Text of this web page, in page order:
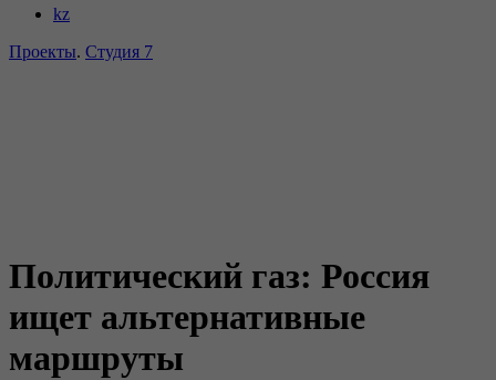
kz
Проекты. Студия 7
Политический газ: Россия
ищет альтернативные
маршруты